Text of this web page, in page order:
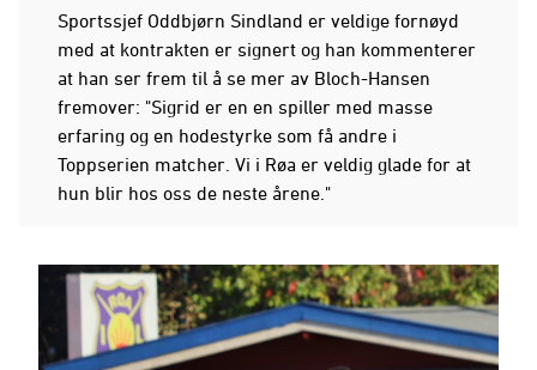
Sportssjef Oddbjørn Sindland er veldige fornøyd
med at kontrakten er signert og han kommenterer
at han ser frem til å se mer av Bloch-Hansen
fremover: "Sigrid er en en spiller med masse
erfaring og en hodestyrke som få andre i
Toppserien matcher. Vi i Røa er veldig glade for at
hun blir hos oss de neste årene."